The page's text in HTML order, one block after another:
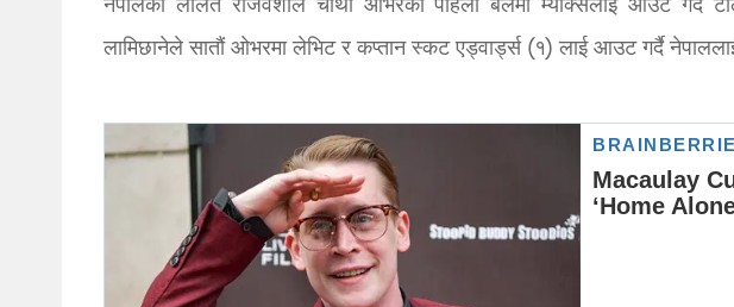
लामिछानेले सातौं ओभरमा लेभिट र कप्तान स्कट एड्वार्ड्स (१) लाई आउट गर्दै